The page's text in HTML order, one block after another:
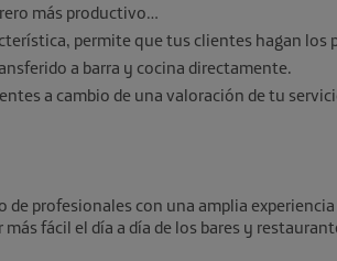
más productivo…
permite que tus clientes hagan los
a barra y cocina directamente.
a cambio de una valoración de tu
de profesionales con una amplia
fácil el día a día de los bares y